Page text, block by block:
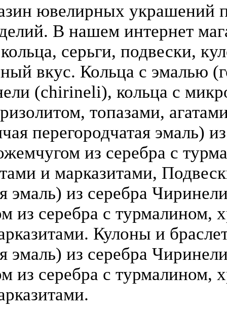
ювелирных украшений
В нашем интернет
серьги, подвески,
вкус. Кольца с эмалью
(chirineli), кольца с
топазами,
перегородчатая эмаль)
из серебра с
и марказитами,
эмаль) из серебра
из серебра с турмалином,
Кулоны и
эмаль) из серебра
из серебра с турмалином,